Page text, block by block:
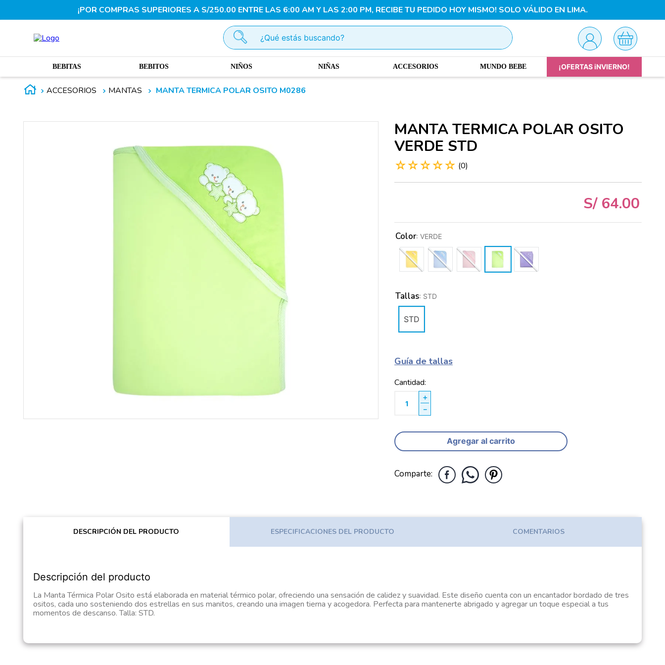
¡POR COMPRAS SUPERIORES A S/250.00 ENTRE LAS 6:00 AM Y LAS 2:00 PM, RECIBE TU PEDIDO HOY MISMO! SOLO VÁLIDO EN LIMA.
¿Qué estás buscando?
BEBITAS BEBITOS NIÑOS NIÑAS ACCESORIOS MUNDO BEBE ¡OFERTAS iNVIERNO!
ACCESORIOS MANTAS MANTA TERMICA POLAR OSITO M0286
MANTA TERMICA POLAR OSITO
VERDE STD
☆☆☆☆☆ (0)
S/ 64.00
Tallas: STD
STD
Color: VERDE
Guía de tallas
Cantidad
＋
－
Agregar al carrito
Comparte
DESCRIPCIÓN DEL PRODUCTO ESPECIFICACIONES DEL PRODUCTO COMENTARIOS
Descripción del producto
La Manta Térmica Polar Osito está elaborada en material térmico polar, ofreciendo una sensación de calidez y suavidad. Este diseño cuenta con un encantador bordado de tres
ositos, cada uno sosteniendo dos estrellas en sus manitos, creando una imagen tierna y acogedora. Perfecta para mantenerte abrigado y agregar un toque especial a tus
momentos de descanso. Talla: STD.